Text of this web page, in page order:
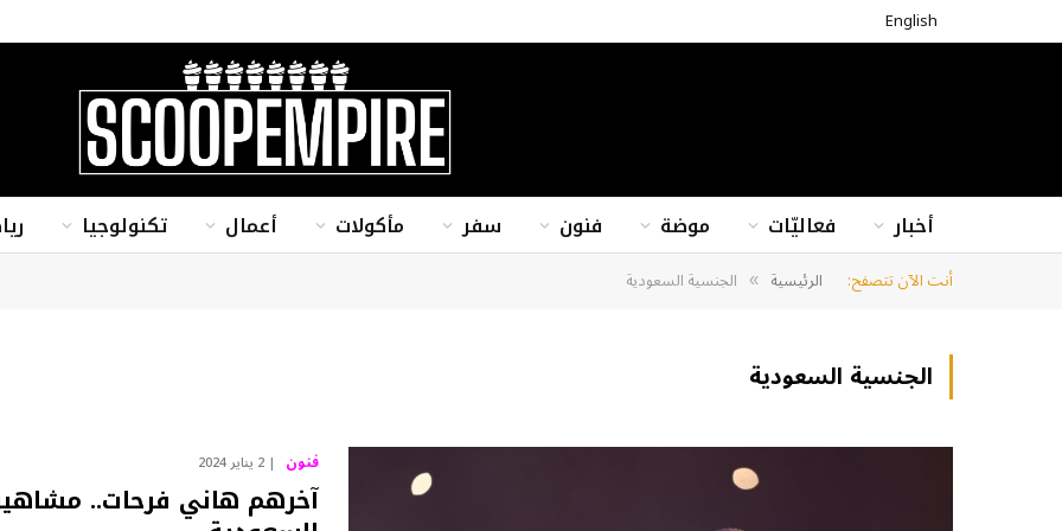
English
أخبار فعاليّات موضة فنون سفر مأكولات أعمال تكنولوجيا
أنت الآن تتصفح: الرئيسية » الجنسية السعودية
الجنسية السعودية
فنون 2 يناير 2024
آخرهم هاني فرحات..